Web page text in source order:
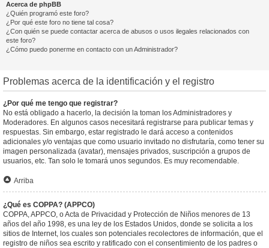
Acerca de phpBB
¿Quién programó este foro?
¿Por qué este foro no tiene tal cosa?
¿Con quién se puede contactar acerca de abusos o usos ilegales relacionados con
este foro?
¿Cómo puedo ponerme en contacto con un Administrador?
Problemas acerca de la identificación y el registro
¿Por qué me tengo que registrar?
No está obligado a hacerlo, la decisión la toman los Administradores y
Moderadores. En algunos casos necesitará registrarse para publicar temas y
respuestas. Sin embargo, estar registrado le dará acceso a contenidos
adicionales y/o ventajas que como usuario invitado no disfrutaría, como tener su
imagen personalizada (avatar), mensajes privados, suscripción a grupos de
usuarios, etc. Tan solo le tomará unos segundos. Es muy recomendable.
Arriba
¿Qué es COPPA? (APPCO)
COPPA, APPCO, o Acta de Privacidad y Protección de Niños menores de 13
años del año 1998, es una ley de los Estados Unidos, donde se solicita a los
sitios de Internet, los cuales son potenciales recolectores de información, que el
registro de niños sea escrito y ratificado con el consentimiento de los padres o